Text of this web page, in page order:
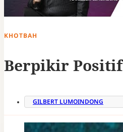
KHOTBAH
Berpikir Positif
GILBERT LUMOINDONG